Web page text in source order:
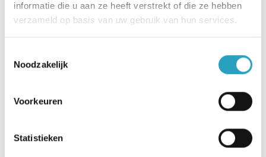
informatie die u aan ze heeft verstrekt of die ze hebben
verzameld op basis van uw gebruik van hun services.
Noodzakelijk
Voorkeuren
Statistieken
Levensloopbestendige
woningen
De woningen worden levensloopbestendig
bij Mitros: “We hebben het bijzonder
het ontwerp. Samen met architect M3H,